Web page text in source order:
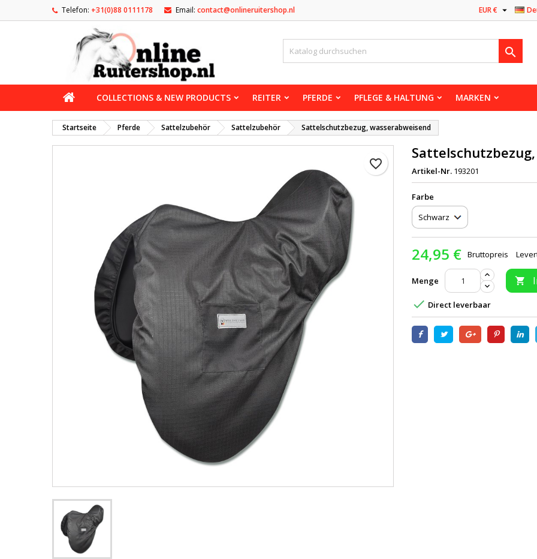
Telefon: +31(0)88 0111178 Email: contact@onlineruitershop.nl EUR € 

COLLECTIONS & NEW PRODUCTS REITER PFERDE PFLEGE & HALTUNG MARKEN
Startseite Pferde Sattelzubehör Sattelzubehör Sattelschutzbezug, wasserabweisend
favorite_border Artikel-Nr. 193201
Farbe
24,95 € Bruttopreis
Menge 
 Direct leverbaar